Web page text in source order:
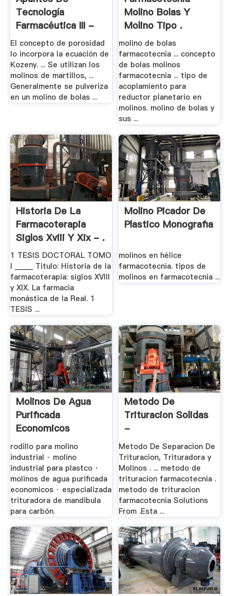
Tecnología
Farmacéutica III -
Google .
El concepto de porosidad
lo incorpora la ecuación de
Kozeny. ... Se utilizan los
molinos de martillos, ...
Generalmente se pulveriza
en un molino de bolas ...
Molino Bolas Y
Molino Tipo .
molino de bolas
farmacotecnia ... concepto
de bolas molinos
farmacotecnia ... tipo de
acoplamiento para
reductor planetario en
molinos. molino de bolas y
sus ...
Historia De La
Farmacoterapia
Siglos Xviii Y Xix - .
1 TESIS DOCTORAL TOMO
I _____ Titulo: Historia de la
farmacoterapia: siglos XVIII
y XIX. La farmacia
monástica de la Real. 1
TESIS ...
Molino Picador De
Plastico Monografia
molinos en hélice
farmacotecnia. tipos de
molinos en farmacotecnia ...
Molinos De Agua
Purificada
Economicos
rodillo para molino
industrial · molino
industrial para plastco ·
molinos de agua purificada
economicos · especializada
trituradora de mandibula
para carbón.
Metodo De
Trituracion Solidas
-
Drobilkamining.top
Metodo De Separacion De
Trituracion, Trituradora y
Molinos . ... metodo de
trituracion farmacotecnia .
metodo de trituracion
farmacotecnia Solutions
From .Esta ...